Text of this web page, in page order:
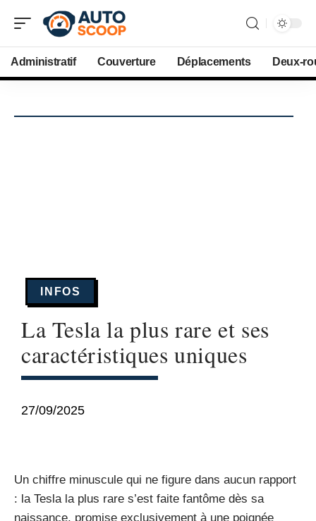
Administratif Couverture Déplacements Deux-
INFOS
La Tesla la plus rare et ses
caractéristiques uniques
27/09/2025
Un chiffre minuscule qui ne figure dans aucun rapport
: la Tesla la plus rare s’est faite fantôme dès sa
naissance, promise exclusivement à une poignée